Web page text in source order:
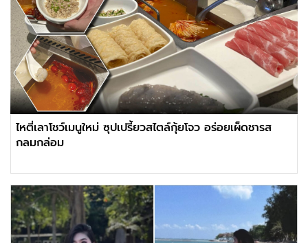
ไหตี่เลาโชว์เมนูใหม่ ซุปเปรี้ยวสไตล์กุ้ยโจว อร่อยเผ็ดชารส
กลมกล่อม